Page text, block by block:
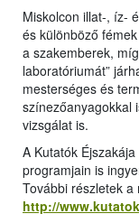
Miskolcon illat-, íz-
és különböző
a szakemberek,
laboratóriumát”
mesterséges és
színezőanyagokkal
vizsgálat is.
A Kutatók
programjain is
További részletek
http://